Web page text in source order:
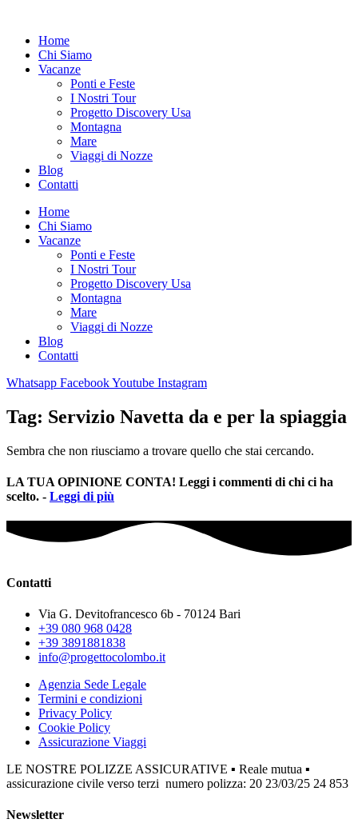
contenutoHome
Chi Siamo
Vacanze
Ponti e Feste
I Nostri Tour
Progetto Discovery Usa
Montagna
Mare
Viaggi di Nozze
Blog
Contatti
Home
Chi Siamo
Vacanze
Ponti e Feste
I Nostri Tour
Progetto Discovery Usa
Montagna
Mare
Viaggi di Nozze
Blog
Contatti
Whatsapp FacebookYoutube Instagram
Tag: Servizio Navetta da e per la spiaggia
Sembra che non riusciamo a trovare quello che stai cercando.
LA TUA OPINIONE CONTA! Leggi i commenti di chi ci ha
scelto. - Leggi di più
Contatti
Via G. Devitofrancesco 6b - 70124 Bari
+39 080 968 0428
+39 3891881838
info@progettocolombo.it
Agenzia Sede Legale
Termini e condizioni
Privacy Policy
Cookie Policy
Assicurazione Viaggi
LE NOSTRE POLIZZE ASSICURATIVE ▪ Reale mutua ▪
assicurazione civile verso terzi numero polizza: 20 23/03/25 24 853
Newsletter